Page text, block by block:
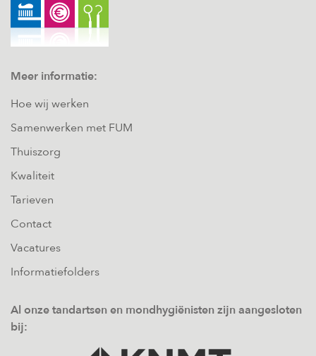
Meer informatie:
Hoe wij werken
Samenwerken met FUM
Thuiszorg
Kwaliteit
Tarieven
Contact
Vacatures
Informatiefolders
Al onze tandartsen en mondhygiënisten zijn aangesloten
bij: